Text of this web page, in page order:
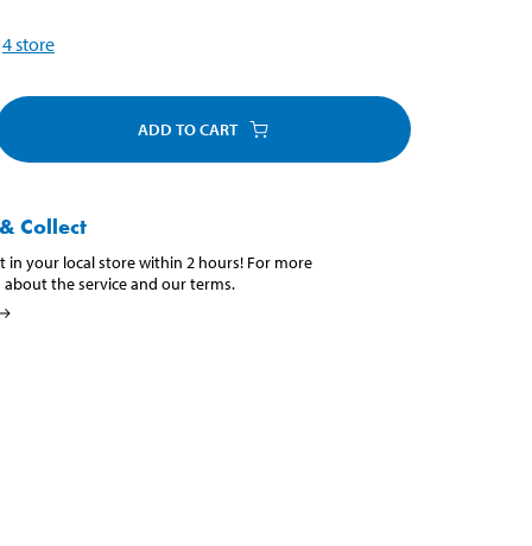
4store
ADD TO CART
Collect
in your local store within 2 hours! For more
the service and our terms.